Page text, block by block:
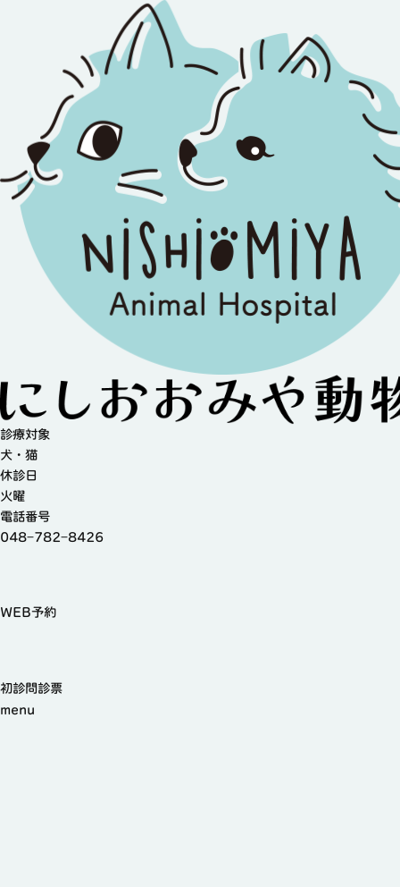
診療対象
犬・猫
休診日
火曜
電話番号
048−782−8426
WEB予約
初診問診票
menu